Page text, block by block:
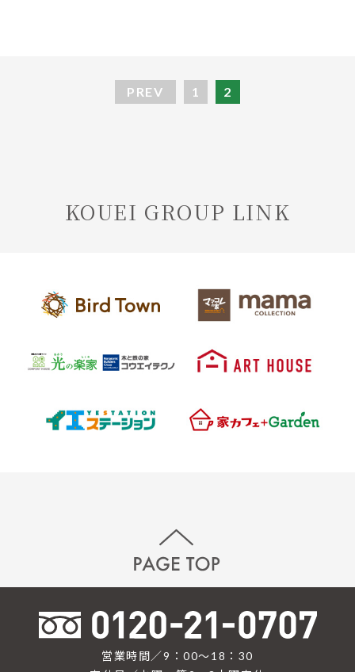
PREV 1 2
KOUEI GROUP LINK
営業時間／9：00〜18：30